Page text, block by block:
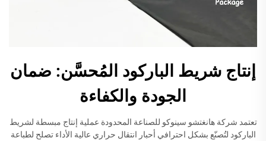
إنتاج شريط الباركود المُحسَّن: ضمان
الجودة والكفاءة
تعتمد شركة هانغتشو سينوكو للصناعة المحدودة عملية إنتاج مبسطة لشريط
الباركود لتُصنّع بشكل احترافي أحبار انتقال حراري عالية الأداء تصلح لطباعة